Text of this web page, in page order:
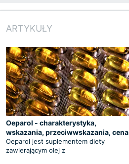
ARTYKUŁY
Oeparol - charakterystyka,
wskazania, przeciwwskazania, cena
Oeparol jest suplementem diety
zawierającym olej z